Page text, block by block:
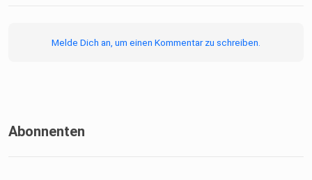
Melde Dich an, um einen Kommentar zu schreiben.
Abonnenten